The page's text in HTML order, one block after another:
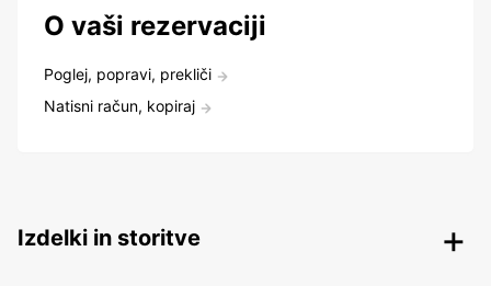
O vaši rezervaciji
Poglej, popravi, prekliči
Natisni račun, kopiraj
Izdelki in storitve